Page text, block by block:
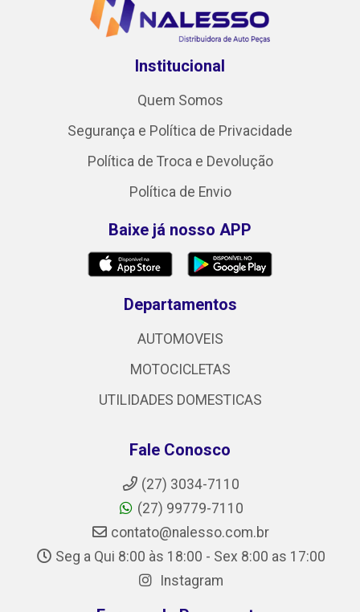
Institucional
Quem Somos
Segurança e Política de Privacidade
Política de Troca e Devolução
Política de Envio
Baixe já nosso APP
Departamentos
AUTOMOVEIS
MOTOCICLETAS
UTILIDADES DOMESTICAS
Fale Conosco
(27) 3034-7110
(27) 99779-7110
contato@nalesso.com.br
Seg a Qui 8:00 às 18:00 - Sex 8:00 as 17:00
Instagram